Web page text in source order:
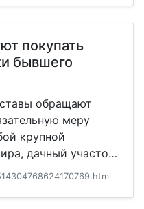
покупать
бывшего
обращают
меру
крупной
дачный участок
на